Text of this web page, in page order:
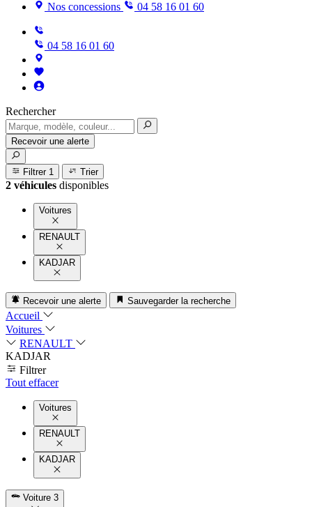
Nos concessions
04 58 16 01 60
04 58 16 01 60
Rechercher
Recevoir une alerte
Filtrer 1 Trier
2 véhicules disponibles
Voitures
RENAULT
KADJAR
Recevoir une alerte Sauvegarder la recherche
Accueil
Voitures
RENAULT
KADJAR
Filtrer
Tout effacer
Voitures
RENAULT
KADJAR
Voiture 3